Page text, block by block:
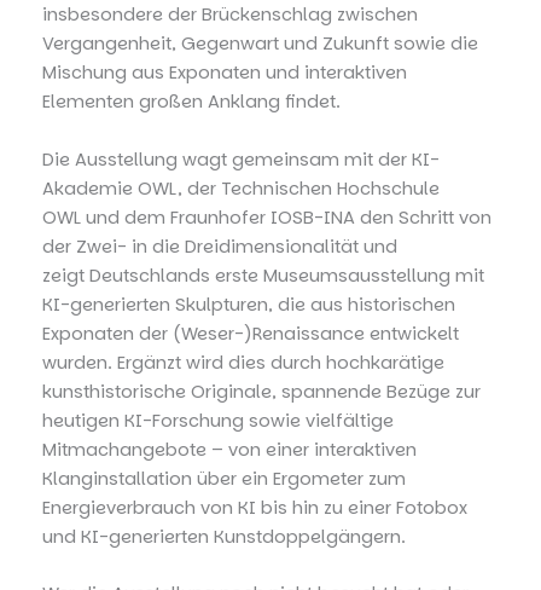
insbesondere der Brückenschlag zwischen
Vergangenheit, Gegenwart und Zukunft sowie die
Mischung aus Exponaten und interaktiven
Elementen großen Anklang findet.
Die Ausstellung wagt gemeinsam mit der KI-
Akademie OWL, der Technischen Hochschule
OWL und dem Fraunhofer IOSB-INA den Schritt von
der Zwei- in die Dreidimensionalität und
zeigt Deutschlands erste Museumsausstellung mit
KI-generierten Skulpturen, die aus historischen
Exponaten der (Weser-)Renaissance entwickelt
wurden. Ergänzt wird dies durch hochkarätige
kunsthistorische Originale, spannende Bezüge zur
heutigen KI-Forschung sowie vielfältige
Mitmachangebote – von einer interaktiven
Klanginstallation über ein Ergometer zum
Energieverbrauch von KI bis hin zu einer Fotobox
und KI-generierten Kunstdoppelgängern.